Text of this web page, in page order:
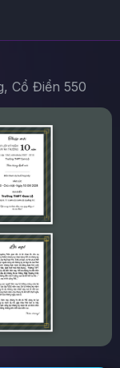
Cổ Điển 550